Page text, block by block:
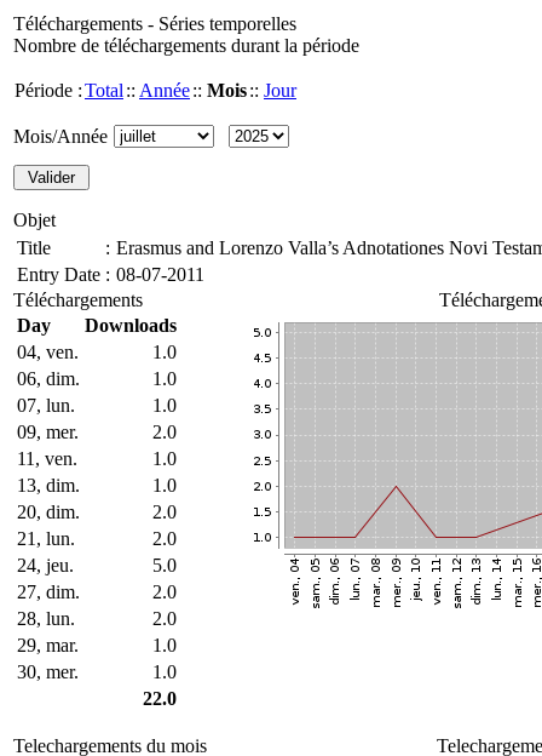
Téléchargements - Séries temporelles
Nombre de téléchargements durant la période
Période :Total :: Année:: Mois:: Jour
Mois/Année
Objet
Title
: Erasmus and Lorenzo Valla’s Adnotationes Novi
Entry Date : 08-07-2011
Téléchargements
Day
Downloads
04, ven.
1.0
06, dim.
1.0
07, lun.
1.0
09, mer.
2.0
11, ven.
1.0
13, dim.
1.0
20, dim.
2.0
21, lun.
2.0
24, jeu.
5.0
27, dim.
2.0
28, lun.
2.0
29, mar.
1.0
30, mer.
1.0
22.0
Telechargements du mois